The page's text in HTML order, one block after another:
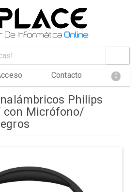
Contacto 0
Philips
con Micrófono/